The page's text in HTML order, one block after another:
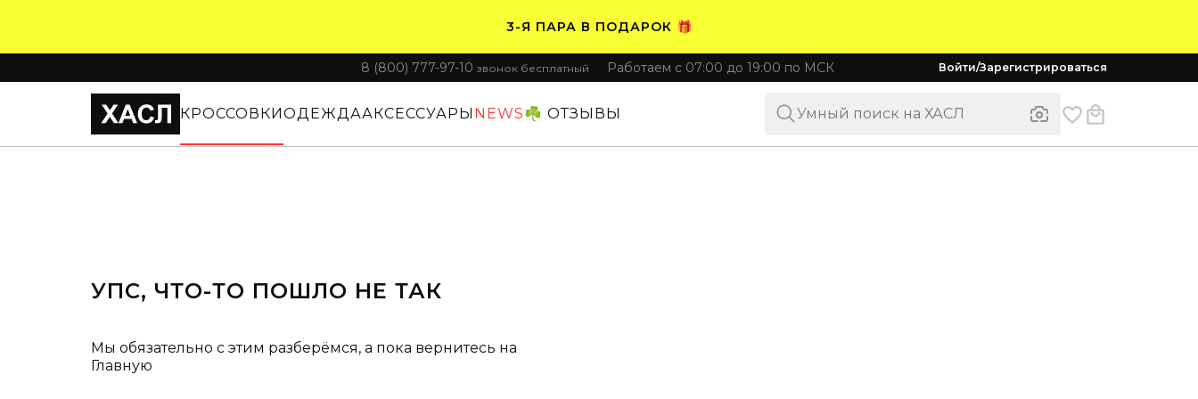
3-Я ПАРА В ПОДАРОК 🎁
ПЛАТИТЕ ЧАСТЯМИ. НОСИТЕ СРАЗУ 🛒
8 (800) 777-97-10 звонок бесплатный Работаем с 07:00 до 19:00 по МСК Войти/Зарегистрироваться
КРОССОВКИОДЕЖДААКСЕССУАРЫ NEWS☘️ ОТЗЫВЫ
УПС, ЧТО-ТО ПОШЛО НЕ ТАК
Мы обязательно с этим разберёмся, а пока вернитесь на
Главную